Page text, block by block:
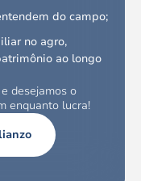
do campo;
no agro,
ao longo
desejamos o
enquanto lucra!